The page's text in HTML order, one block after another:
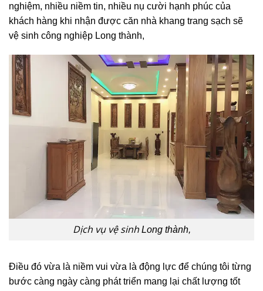
nghiệm, nhiều niềm tin, nhiều nụ cười hạnh phúc của
khách hàng khi nhận được căn nhà khang trang sạch sẽ
vệ sinh công nghiệp Long thành,
Dịch vụ vệ sinh Long thành,
Điều đó vừa là niềm vui vừa là động lực để chúng tôi từng
bước càng ngày càng phát triển mang lại chất lượng tốt